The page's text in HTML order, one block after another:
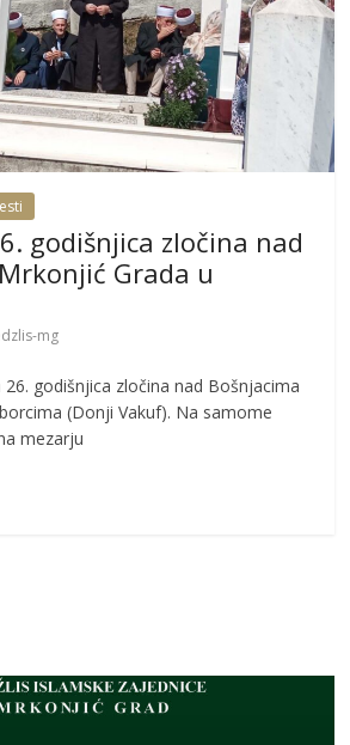
godišnjica zločina nad
Grada u
mg
godišnjica zločina nad Bošnjacima
(Donji Vakuf). Na samome
mezarju